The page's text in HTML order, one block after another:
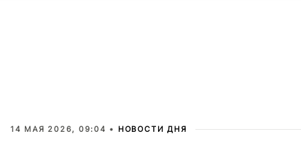
14 МАЯ 2026, 09:04 • НОВОСТИ ДНЯ